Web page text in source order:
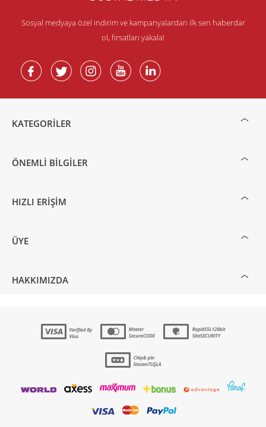
Sosyal medyaya özel indirim ve kampanyalardan ilk sen haberdar
ol, fırsatları yakala!
KATEGORILER
ÖNEMLI BILGILER
HIZLI ERIŞIM
ÜYE
HAKKIMIZDA